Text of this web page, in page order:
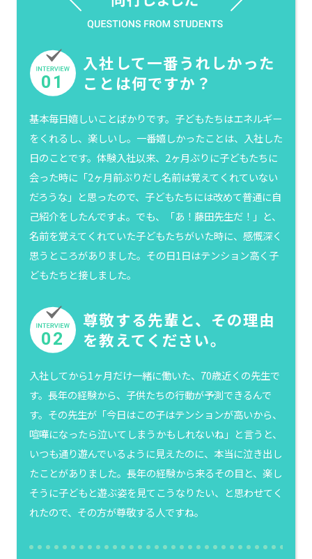
01
入社して一番うれしかった
ことは何ですか？
基本毎日嬉しいことばかりです。子どもたちはエネルギー
をくれるし、楽しいし。一番嬉しかったことは、入社した
日のことです。体験入社以来、2ヶ月ぶりに子どもたちに
会った時に「2ヶ月前ぶりだし名前は覚えてくれていない
だろうな」と思ったので、子どもたちには改めて普通に自
己紹介をしたんですよ。でも、「あ！藤田先生だ！」と、
名前を覚えてくれていた子どもたちがいた時に、感慨深く
思うところがありました。その日1日はテンション高く子
どもたちと接しました。
02
尊敬する先輩と、その理由
を教えてください。
入社してから1ヶ月だけ一緒に働いた、70歳近くの先生で
す。長年の経験から、子供たちの行動が予測できるんで
す。その先生が「今日はこの子はテンションが高いから、
喧嘩になったら泣いてしまうかもしれないね」と言うと、
いつも通り遊んでいるように見えたのに、本当に泣き出し
たことがありました。長年の経験から来るその目と、楽し
そうに子どもと遊ぶ姿を見てこうなりたい、と思わせてく
れたので、その方が尊敬する人ですね。